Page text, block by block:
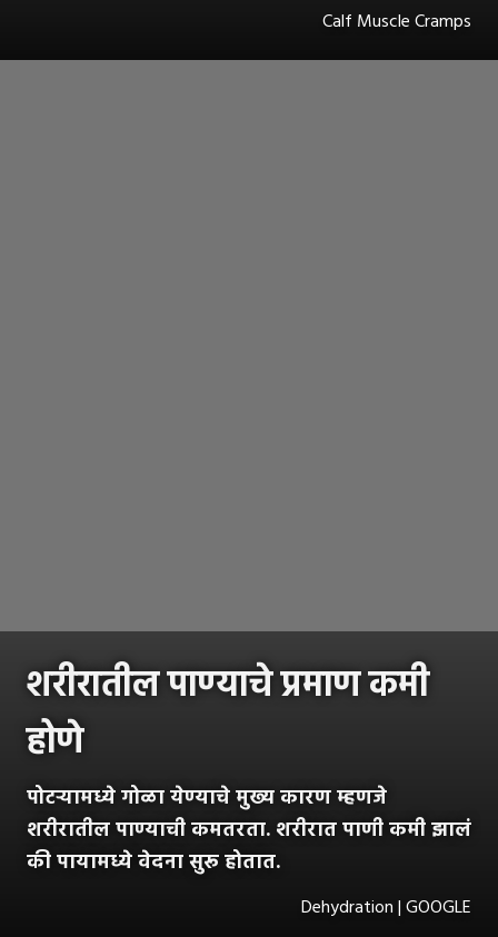
Calf Muscle Cramps
शरीरातील पाण्याचे प्रमाण कमी
होणे
पोटऱ्यामध्ये गोळा येण्याचे मुख्य कारण म्हणजे
शरीरातील पाण्याची कमतरता. शरीरात पाणी कमी झालं
की पायामध्ये वेदना सुरू होतात.
Dehydration | GOOGLE